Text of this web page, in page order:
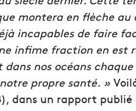
montera en flèche au
incapables de faire
infime fraction en est
nos océans
propre santé. »
dans un rapport publié